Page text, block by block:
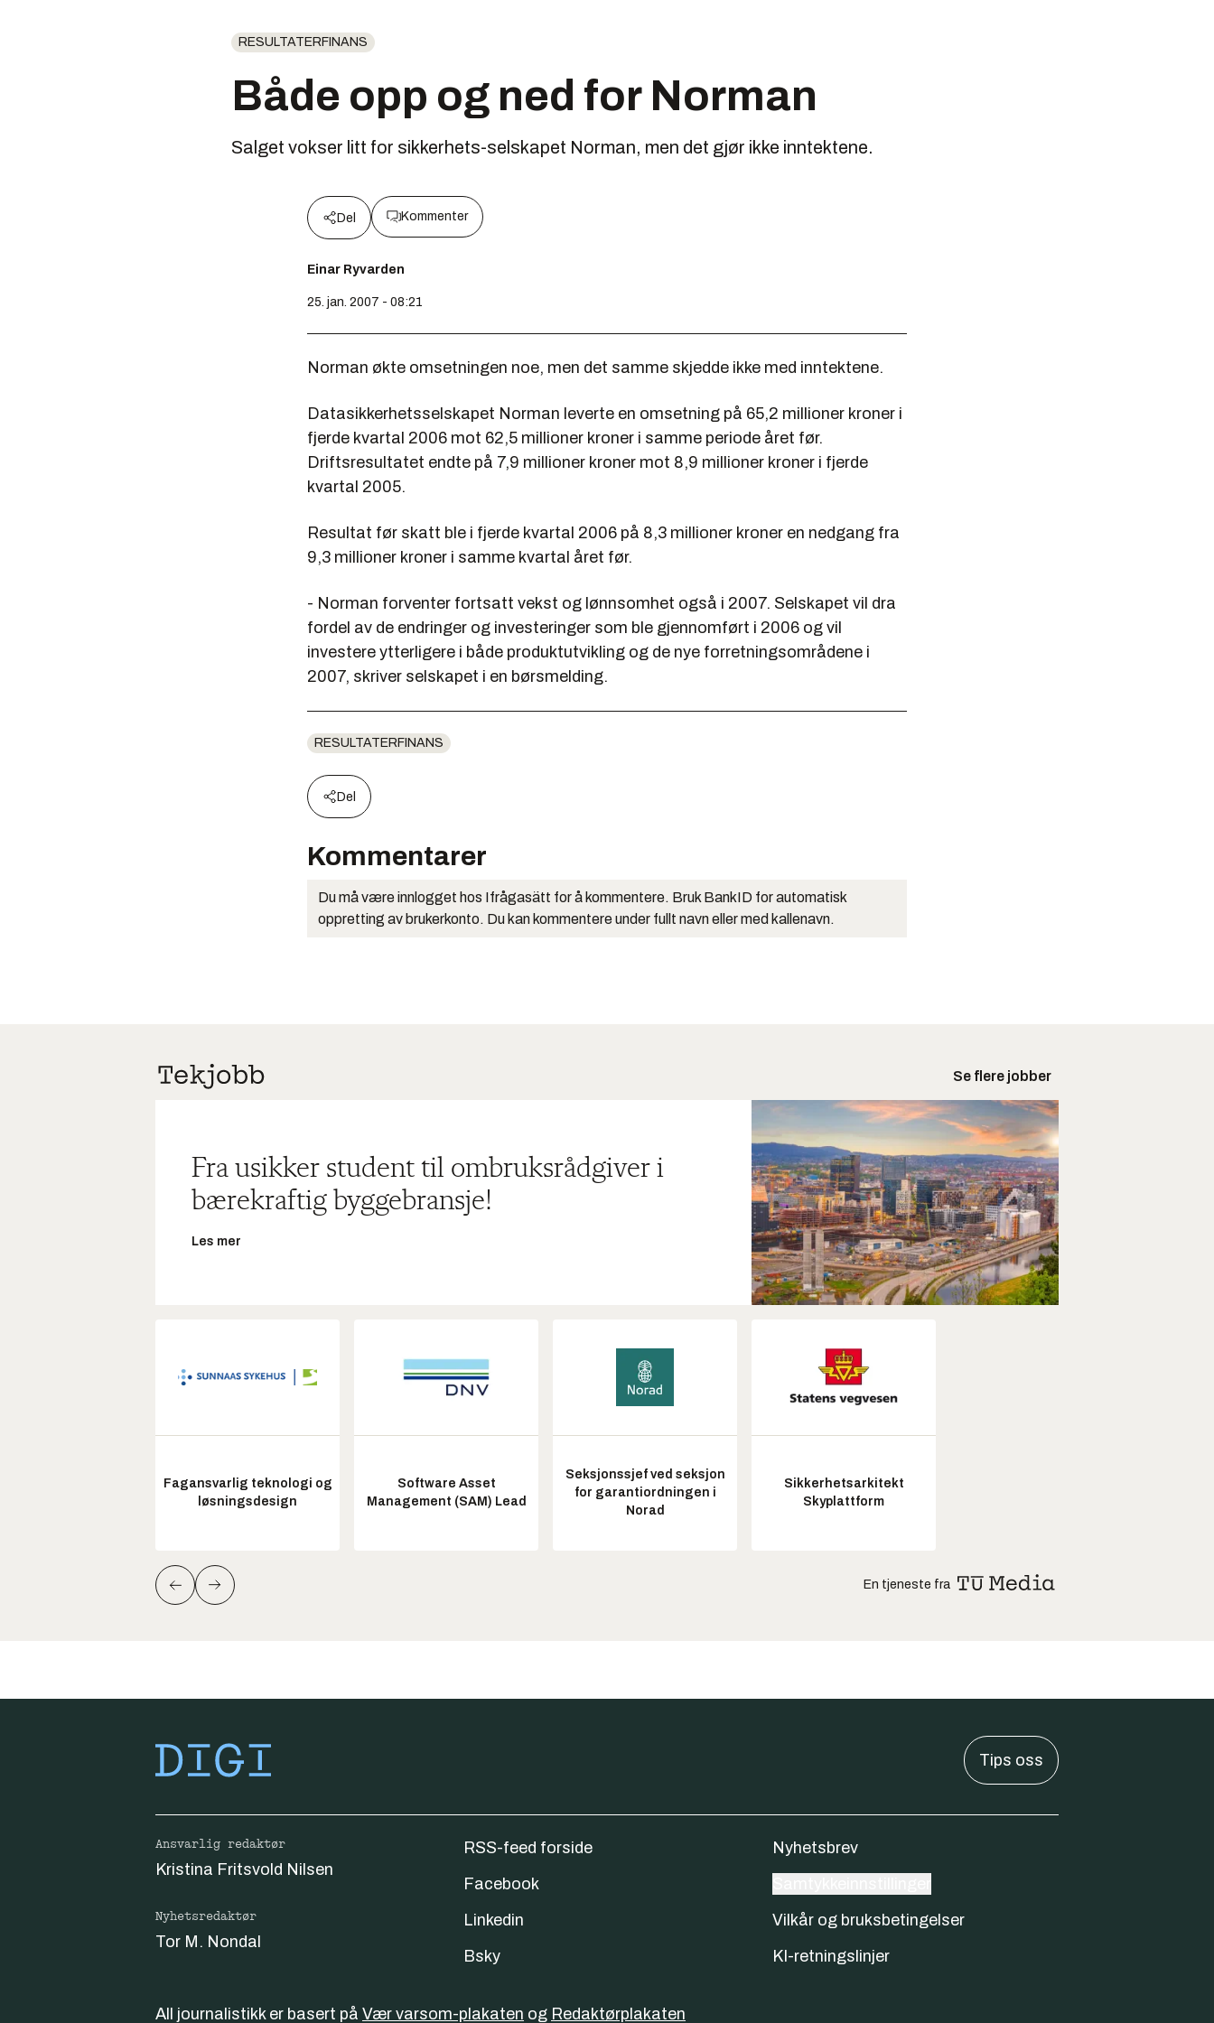
RESULTATERFINANS
Både opp og ned for Norman
Salget vokser litt for sikkerhets-selskapet Norman, men det gjør ikke inntektene.
Del Kommenter
Einar Ryvarden
25. jan. 2007 - 08:21
Norman økte omsetningen noe, men det samme skjedde ikke med inntektene.
Datasikkerhetsselskapet Norman leverte en omsetning på 65,2 millioner kroner i
fjerde kvartal 2006 mot 62,5 millioner kroner i samme periode året før.
Driftsresultatet endte på 7,9 millioner kroner mot 8,9 millioner kroner i fjerde
kvartal 2005.
Resultat før skatt ble i fjerde kvartal 2006 på 8,3 millioner kroner en nedgang fra
9,3 millioner kroner i samme kvartal året før.
- Norman forventer fortsatt vekst og lønnsomhet også i 2007. Selskapet vil dra
fordel av de endringer og investeringer som ble gjennomført i 2006 og vil
investere ytterligere i både produktutvikling og de nye forretningsområdene i
2007, skriver selskapet i en børsmelding.
RESULTATERFINANS
Del
Kommentarer
Du må være innlogget hos Ifrågasätt for å kommentere. Bruk BankID for automatisk
oppretting av brukerkonto. Du kan kommentere under fullt navn eller med kallenavn.
Se flere jobber
Fra usikker student til ombruksrådgiver i
bærekraftig byggebransje!
Les mer
Fagansvarlig teknologi og
løsningsdesign
Software Asset
Management (SAM) Lead
Seksjonssjef ved seksjon
for garantiordningen i
Norad
Sikkerhetsarkitekt
Skyplattform
En tjeneste fra
Tips oss
Ansvarlig redaktør
Kristina Fritsvold Nilsen
Nyhetsredaktør
Tor M. Nondal
RSS-feed forside
Facebook
Linkedin
Bsky
Nyhetsbrev
Vilkår og bruksbetingelser
KI-retningslinjer
All journalistikk er basert på Vær varsom-plakaten og Redaktørplakaten